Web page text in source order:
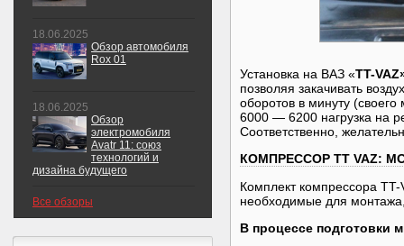
Установка на ВАЗ «TT-VAZ
позволяя закачивать
оборотов в минуту
6000 — 6200 нагрузка на
Соответственно,
КОМПРЕССОР TT VAZ:
Комплект компрессора
необходимые для
В процессе подготовки
18.06.2025
Обзор автомобиля
Rox 01
18.06.2025
Обзор
электромобиля
Avatr 11: союз
технологий и
дизайна будущего
Все обзоры